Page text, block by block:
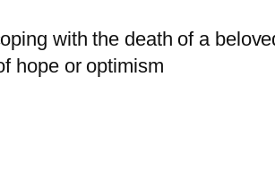
with the death of a
hope or optimism